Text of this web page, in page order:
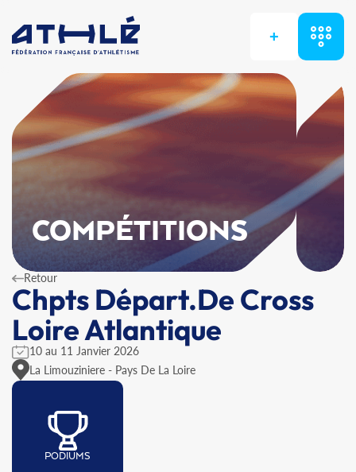
+
COMPÉTITIONS
Retour
Chpts Départ.De Cross
Loire Atlantique
10 au 11 Janvier 2026
La Limouziniere - Pays De La Loire
PODIUMS